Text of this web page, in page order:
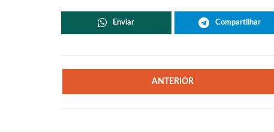
Enviar Compartilhar
ANTERIOR